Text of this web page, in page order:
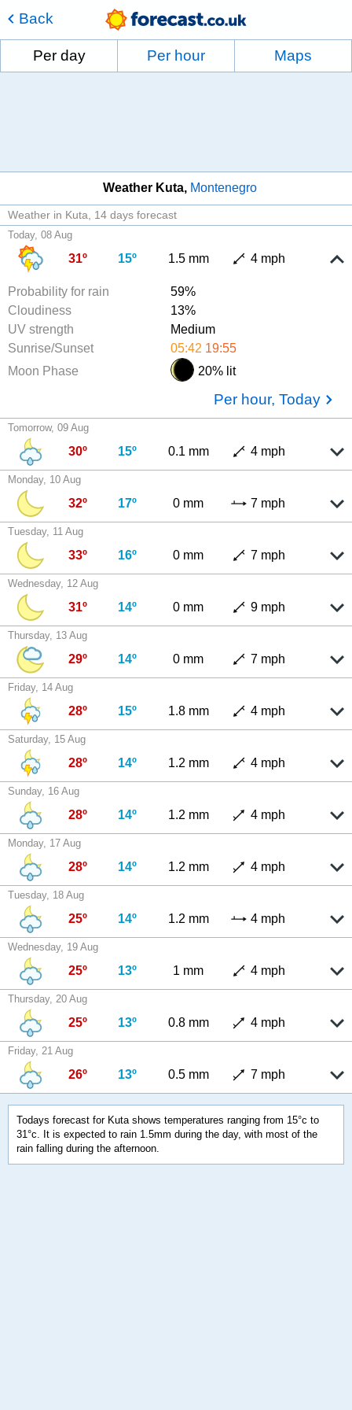
Back
Per day Per hour Maps
Weather Kuta Montenegro
Weather in Kuta 14 days forecast
Today, 08 Aug
31º 15º 1.5 mm 4 mph
Probability for rain
59%
Cloudiness
13%
UV strength
Medium
Sunrise/Sunset
05:42 19:55
Moon Phase
20% lit
Per hour, Today
Tomorrow, 09 Aug
30º 15º 0.1 mm 4 mph
Monday, 10 Aug
32º 17º 0 mm 7 mph
Tuesday, 11 Aug
33º 16º 0 mm 7 mph
Wednesday, 12 Aug
31º 14º 0 mm 9 mph
Thursday, 13 Aug
29º 14º 0 mm 7 mph
Friday, 14 Aug
28º 15º 1.8 mm 4 mph
Saturday, 15 Aug
28º 14º 1.2 mm 4 mph
Sunday, 16 Aug
28º 14º 1.2 mm 4 mph
Monday, 17 Aug
28º 14º 1.2 mm 4 mph
Tuesday, 18 Aug
25º 14º 1.2 mm 4 mph
Wednesday, 19 Aug
25º 13º 1 mm 4 mph
Thursday, 20 Aug
25º 13º 0.8 mm 4 mph
Friday, 21 Aug
26º 13º 0.5 mm 7 mph
Todays forecast for Kuta shows temperatures ranging from 15°c to
31°c. It is expected to rain 1.5mm during the day, with most of the
rain falling during the afternoon.